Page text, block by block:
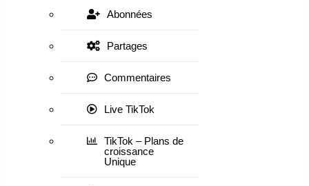
Abonnées
Partages
Commentaires
Live TikTok
TikTok – Plans de
croissance
Unique